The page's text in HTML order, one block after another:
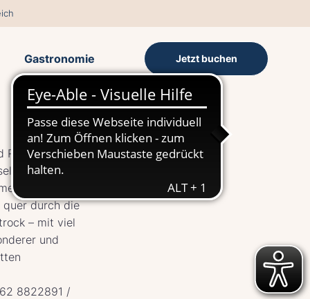
Gastronomie Jetzt buchen
Robert – 100
Piano,
quer durch die
– mit viel
und
8822891 /